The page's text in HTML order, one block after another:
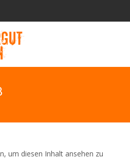
um diesen Inhalt ansehen zu